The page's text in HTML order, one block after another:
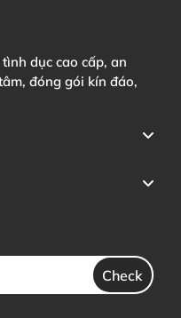
dục cao cấp, an
đóng gói kín đáo,
Check